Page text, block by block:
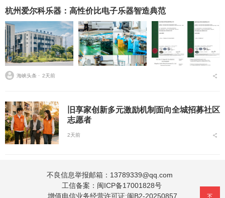
杭州爱尔科乐器：高性价比电子乐器智造典范
海峡头条 ⋅ 2天前
旧享家创新多元激励机制面向全城招募社区
志愿者
2天前
不良信息举报邮箱：13789339@qq.com
工信备案： 闽ICP备17001828号
增值电信业务经营许可证:闽B2-20250857